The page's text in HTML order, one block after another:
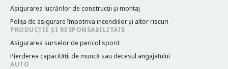
Asigurarea lucrărilor de construcții și montaj
Poliţa de asigurare împotriva incendiilor și altor riscuri
PRODUCȚIE ȘI RESPONSABILITATE
Asigurarea surselor de pericol sporit
Pierderea capacităţii de muncă sau decesul angajatului
AUTO